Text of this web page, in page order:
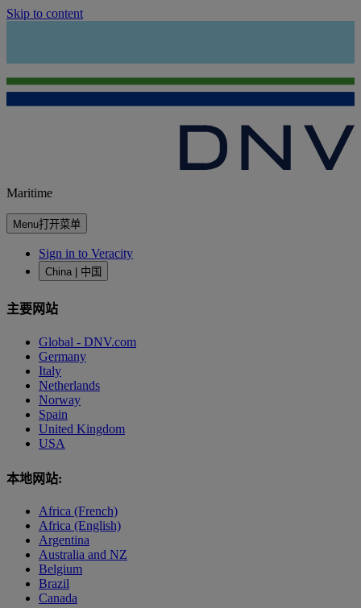
Skip to content
Maritime
Menu打开菜单
Sign in to Veracity
China | 中国
主要网站
Global - DNV.com
Germany
Italy
Netherlands
Norway
Spain
United Kingdom
USA
本地网站:
Africa (French)
Africa (English)
Argentina
Australia and NZ
Belgium
Brazil
Canada